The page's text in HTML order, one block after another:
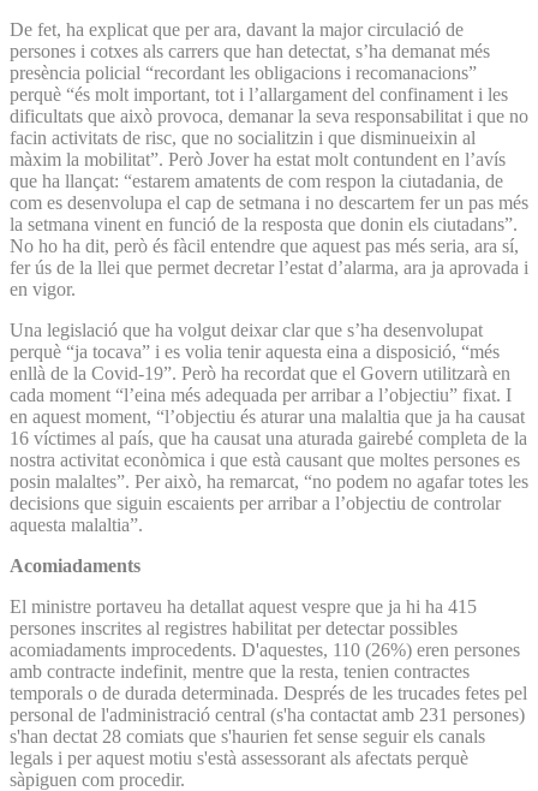
De fet, ha explicat que per ara, davant la major circulació de
persones i cotxes als carrers que han detectat, s’ha demanat més
presència policial “recordant les obligacions i recomanacions”
perquè “és molt important, tot i l’allargament del confinament i les
dificultats que això provoca, demanar la seva responsabilitat i que no
facin activitats de risc, que no socialitzin i que disminueixin al
màxim la mobilitat”. Però Jover ha estat molt contundent en l’avís
que ha llançat: “estarem amatents de com respon la ciutadania, de
com es desenvolupa el cap de setmana i no descartem fer un pas més
la setmana vinent en funció de la resposta que donin els ciutadans”.
No ho ha dit, però és fàcil entendre que aquest pas més seria, ara sí,
fer ús de la llei que permet decretar l’estat d’alarma, ara ja aprovada i
en vigor.
Una legislació que ha volgut deixar clar que s’ha desenvolupat
perquè “ja tocava” i es volia tenir aquesta eina a disposició, “més
enllà de la Covid-19”. Però ha recordat que el Govern utilitzarà en
cada moment “l’eina més adequada per arribar a l’objectiu” fixat. I
en aquest moment, “l’objectiu és aturar una malaltia que ja ha causat
16 víctimes al país, que ha causat una aturada gairebé completa de la
nostra activitat econòmica i que està causant que moltes persones es
posin malaltes”. Per això, ha remarcat, “no podem no agafar totes les
decisions que siguin escaients per arribar a l’objectiu de controlar
aquesta malaltia”.
Acomiadaments
El ministre portaveu ha detallat aquest vespre que ja hi ha 415
persones inscrites al registres habilitat per detectar possibles
acomiadaments improcedents. D'aquestes, 110 (26%) eren persones
amb contracte indefinit, mentre que la resta, tenien contractes
temporals o de durada determinada. Després de les trucades fetes pel
personal de l'administració central (s'ha contactat amb 231 persones)
s'han dectat 28 comiats que s'haurien fet sense seguir els canals
legals i per aquest motiu s'està assessorant als afectats perquè
sàpiguen com procedir.